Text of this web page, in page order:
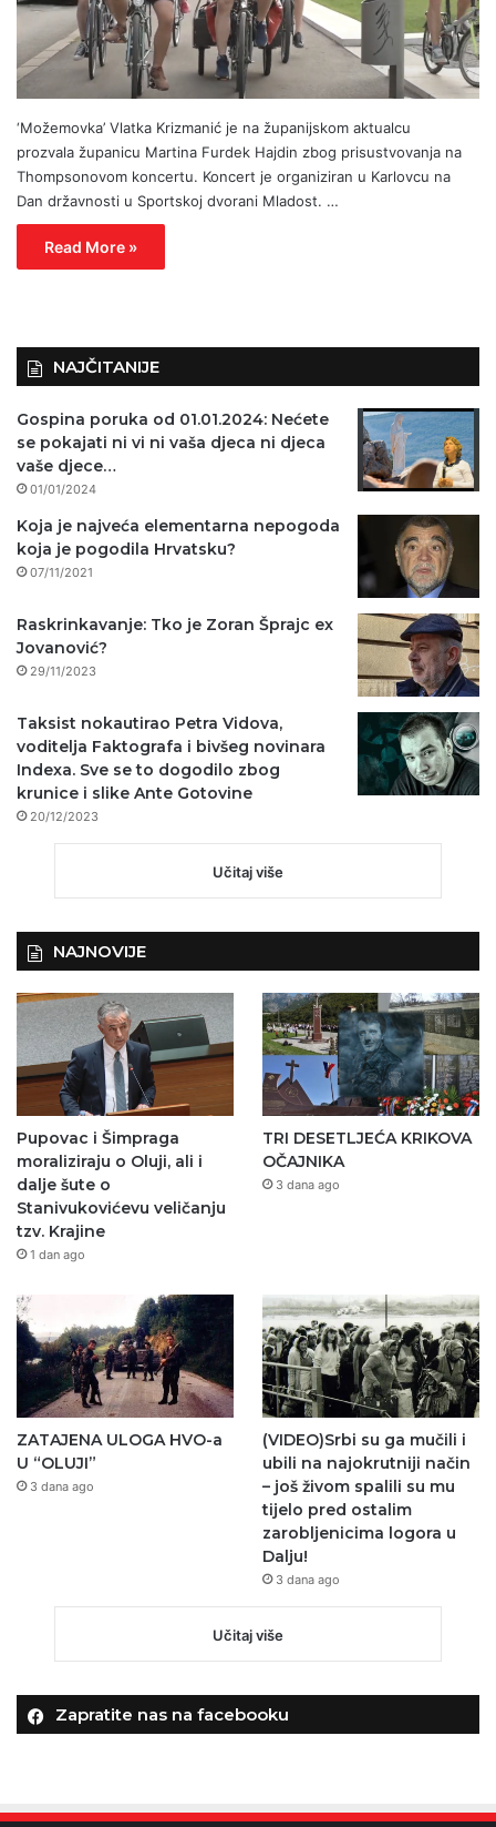
‘Možemovka’ Vlatka Krizmanić je na županijskom aktualcu
prozvala županicu Martina Furdek Hajdin zbog prisustvovanja na
Thompsonovom koncertu. Koncert je organiziran u Karlovcu na
Dan državnosti u Sportskoj dvorani Mladost. …
Read More »
NAJČITANIJE
Gospina poruka od 01.01.2024: Nećete
se pokajati ni vi ni vaša djeca ni djeca
vaše djece…
01/01/2024
Koja je najveća elementarna nepogoda
koja je pogodila Hrvatsku?
07/11/2021
Raskrinkavanje: Tko je Zoran Šprajc ex
Jovanović?
29/11/2023
Taksist nokautirao Petra Vidova,
voditelja Faktografa i bivšeg novinara
Indexa. Sve se to dogodilo zbog
krunice i slike Ante Gotovine
20/12/2023
Učitaj više
NAJNOVIJE
Pupovac i Šimpraga
moraliziraju o Oluji, ali i
dalje šute o
Stanivukovićevu veličanju
tzv. Krajine
1 dan ago
TRI DESETLJEĆA KRIKOVA
OČAJNIKA
3 dana ago
ZATAJENA ULOGA HVO-a
U “OLUJI”
3 dana ago
(VIDEO)Srbi su ga mučili i
ubili na najokrutniji način
– još živom spalili su mu
tijelo pred ostalim
zarobljenicima logora u
Dalju!
3 dana ago
Učitaj više
Zapratite nas na facebooku